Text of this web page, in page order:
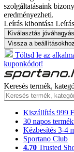
szolgáltatásaink
eredményezheti.
Leírás kibontása
Kiválasztás
Vissza a beállításokhoz
Töltsd le az
kuponkódot!
Keresés termék,
Kiszállítás 999
30 napos
Kézbesítés 3-4
Sportano Club
4.70 Trusted